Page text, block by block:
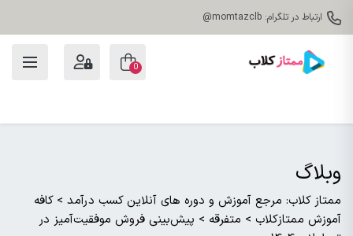
ارتباط در تلگرام: momtazclb@
0
وبلاگ
ممتاز کلاب: مرجع آموزش و دوره های آنلاین کسب درآمد > کافه
آموزش ممتازکلاب > متفرقه > پیش‌بینی فروش موفقیت‌آمیز در